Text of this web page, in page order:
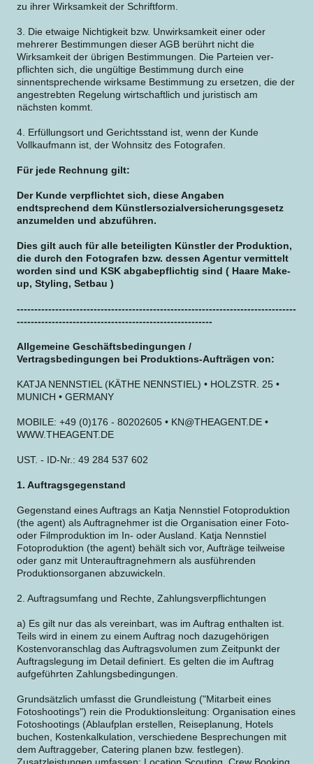
zu ihrer Wirksamkeit der Schriftform.
3. Die etwaige Nichtigkeit bzw. Unwirksamkeit einer oder
mehrerer Bestimmungen dieser AGB berührt nicht die
Wirksamkeit der übrigen Bestimmungen. Die Parteien ver-
pflichten sich, die ungültige Bestimmung durch eine
sinnentsprechende wirksame Bestimmung zu ersetzen, die der
angestrebten Regelung wirtschaftlich und juristisch am
nächsten kommt.
4. Erfüllungsort und Gerichtsstand ist, wenn der Kunde
Vollkaufmann ist, der Wohnsitz des Fotografen.
Für jede Rechnung gilt:
Der Kunde verpflichtet sich, diese Angaben
endtsprechend dem Künstlersozialversicherungsgesetz
anzumelden und abzuführen.
Dies gilt auch für alle beteiligten Künstler der Produktion,
die durch den Fotografen bzw. dessen Agentur vermittelt
worden sind und KSK abgabepflichtig sind ( Haare Make-
up, Styling, Setbau )
--------------------------------------------------------------------------------
--------------------------------------------------------
Allgemeine Geschäftsbedingungen /
Vertragsbedingungen bei Produktions-Aufträgen von:
KATJA NENNSTIEL (KÄTHE NENNSTIEL) • HOLZSTR. 25 •
MUNICH • GERMANY
MOBILE: +49 (0)176 - 80202605 • KN@THEAGENT.DE •
WWW.THEAGENT.DE
UST. - ID-Nr.: 49 284 537 602
1. Auftragsgegenstand
Gegenstand eines Auftrags an Katja Nennstiel Fotoproduktion
(the agent) als Auftragnehmer ist die Organisation einer Foto-
oder Filmproduktion im In- oder Ausland. Katja Nennstiel
Fotoproduktion (the agent) behält sich vor, Aufträge teilweise
oder ganz mit Unterauftragnehmern als ausführenden
Produktionsorganen abzuwickeln.
2. Auftragsumfang und Rechte, Zahlungsverpflichtungen
a) Es gilt nur das als vereinbart, was im Auftrag enthalten ist.
Teils wird in einem zu einem Auftrag noch dazugehörigen
Kostenvoranschlag das Auftragsvolumen zum Zeitpunkt der
Auftragslegung im Detail definiert. Es gelten die im Auftrag
aufgeführten Zahlungsbedingungen.
Grundsätzlich umfasst die Grundleistung ("Mitarbeit eines
Fotoshootings") rein die Produktionsleitung: Organisation eines
Fotoshootings (Ablaufplan erstellen, Reiseplanung, Hotels
buchen, Kostenkalkulation, verschiedene Besprechungen mit
dem Auftraggeber, Catering planen bzw. festlegen).